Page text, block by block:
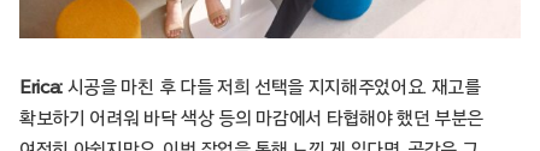
Erica: 시공을 마친 후 다들 저희 선택을 지지해주었어요. 재고를
확보하기 어려워 바닥 색상 등의 마감에서 타협해야 했던 부분은